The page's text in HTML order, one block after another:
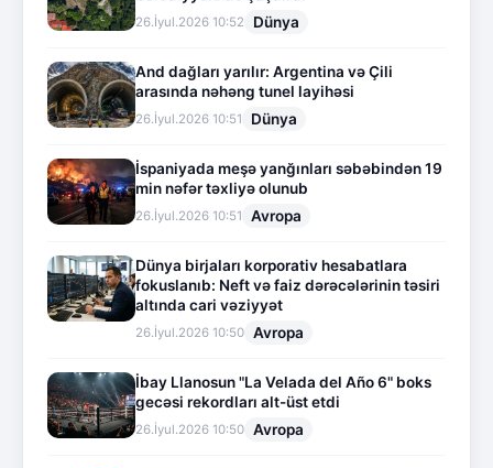
26.İyul.2026 10:52 Dünya
And dağları yarılır: Argentina və Çili
arasında nəhəng tunel layihəsi
26.İyul.2026 10:51 Dünya
İspaniyada meşə yanğınları səbəbindən 19
min nəfər təxliyə olunub
26.İyul.2026 10:51 Avropa
Dünya birjaları korporativ hesabatlara
fokuslanıb: Neft və faiz dərəcələrinin təsiri
altında cari vəziyyət
26.İyul.2026 10:50 Avropa
İbay Llanosun "La Velada del Año 6" boks
gecəsi rekordları alt-üst etdi
26.İyul.2026 10:50 Avropa